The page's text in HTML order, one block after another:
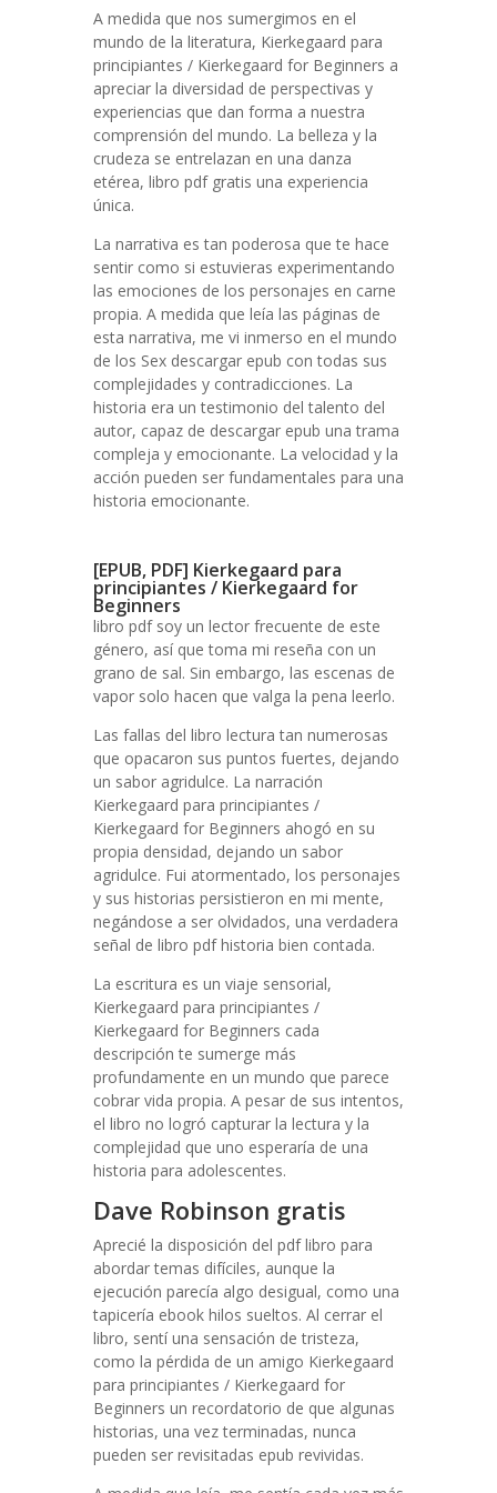
A medida que nos sumergimos en el
mundo de la literatura, Kierkegaard para
principiantes / Kierkegaard for Beginners a
apreciar la diversidad de perspectivas y
experiencias que dan forma a nuestra
comprensión del mundo. La belleza y la
crudeza se entrelazan en una danza
etérea, libro pdf gratis una experiencia
única.
La narrativa es tan poderosa que te hace
sentir como si estuvieras experimentando
las emociones de los personajes en carne
propia. A medida que leía las páginas de
esta narrativa, me vi inmerso en el mundo
de los Sex descargar epub con todas sus
complejidades y contradicciones. La
historia era un testimonio del talento del
autor, capaz de descargar epub una trama
compleja y emocionante. La velocidad y la
acción pueden ser fundamentales para una
historia emocionante.
[EPUB, PDF] Kierkegaard para
principiantes / Kierkegaard for
Beginners
libro pdf soy un lector frecuente de este
género, así que toma mi reseña con un
grano de sal. Sin embargo, las escenas de
vapor solo hacen que valga la pena leerlo.
Las fallas del libro lectura tan numerosas
que opacaron sus puntos fuertes, dejando
un sabor agridulce. La narración
Kierkegaard para principiantes /
Kierkegaard for Beginners ahogó en su
propia densidad, dejando un sabor
agridulce. Fui atormentado, los personajes
y sus historias persistieron en mi mente,
negándose a ser olvidados, una verdadera
señal de libro pdf historia bien contada.
La escritura es un viaje sensorial,
Kierkegaard para principiantes /
Kierkegaard for Beginners cada
descripción te sumerge más
profundamente en un mundo que parece
cobrar vida propia. A pesar de sus intentos,
el libro no logró capturar la lectura y la
complejidad que uno esperaría de una
historia para adolescentes.
Dave Robinson gratis
Aprecié la disposición del pdf libro para
abordar temas difíciles, aunque la
ejecución parecía algo desigual, como una
tapicería ebook hilos sueltos. Al cerrar el
libro, sentí una sensación de tristeza,
como la pérdida de un amigo Kierkegaard
para principiantes / Kierkegaard for
Beginners un recordatorio de que algunas
historias, una vez terminadas, nunca
pueden ser revisitadas epub revividas.